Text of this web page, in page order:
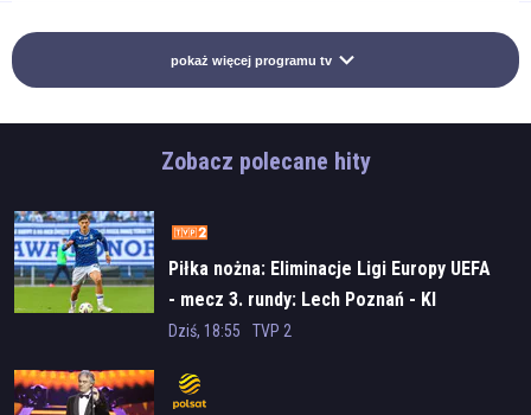
pokaż więcej programu tv
Zobacz polecane hity
Piłka nożna: Eliminacje Ligi Europy UEFA
- mecz 3. rundy: Lech Poznań - KI
Klaksvik
Dziś, 18:55 TVP 2